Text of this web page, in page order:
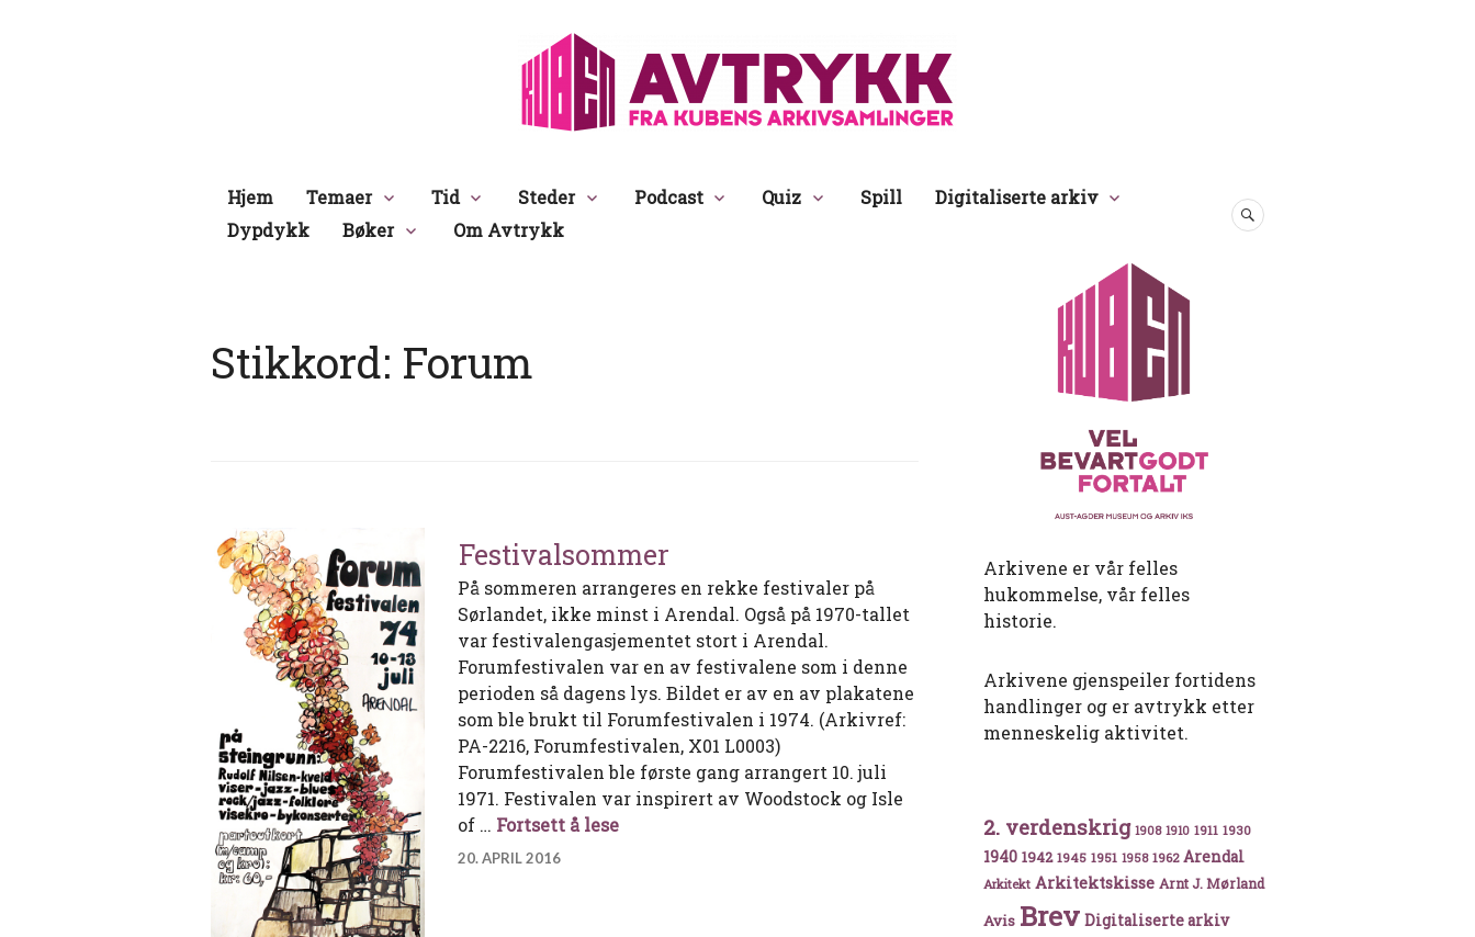
Avtrykk
Hjem Temaer Tid Steder Podcast Quiz Spill
Digitaliserte arkiv
Dypdykk
Bøker Om Avtrykk
SØK
Stikkord: Forum
Festivalsommer
På sommeren arrangeres en rekke festivaler på
Sørlandet, ikke minst i Arendal. Også på 1970-tallet
var festivalengasjementet stort i Arendal.
Forumfestivalen var en av festivalene som i denne
perioden så dagens lys. Bildet er av en av plakatene
som ble brukt til Forumfestivalen i 1974. (Arkivref:
PA-2216, Forumfestivalen, X01 L0003)
Forumfestivalen ble første gang arrangert 10. juli
1971. Festivalen var inspirert av Woodstock og Isle
of … Fortsett å leseFestivalsommer
20. APRIL 2016
Arkivene er vår felles
hukommelse, vår felles
historie.
Arkivene gjenspeiler fortidens
handlinger og er avtrykk etter
menneskelig aktivitet.
2. verdenskrig 1908 1910 1911 1930
1940 1942 1945 1951 1958 1962 Arendal
Arkitekt Arkitektskisse Arnt J. Mørland
Avis Brev Digitaliserte arkiv